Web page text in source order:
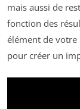
mais aussi de
fonction des
élément de votre
pour créer un